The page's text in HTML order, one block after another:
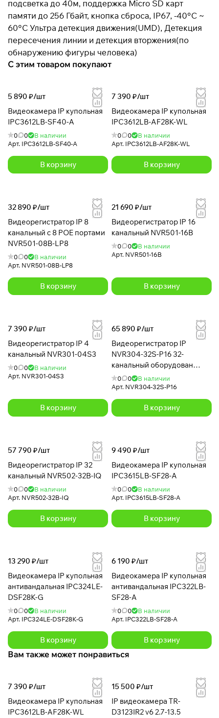
подсветка до 40м, поддержка Micro SD карт
памяти до 256 Гбайт, кнопка сброса, IP67, -40°C ~
60°C Ультра детекция движения(UMD), Детекция
пересечения линии и детекция вторжения(по
обнаружению фигуры человека)
С этим товаром покупают
5 890 ₽/шт
Видеокамера IP купольная
IPC3612LB-SF40-A
0 0
В наличии
Арт. IPC3612LB-SF40-A
В корзину
7 390 ₽/шт
Видеокамера IP купольная
IPC3612LB-AF28K-WL
0 0
В наличии
Арт. IPC3612LB-AF28K-WL
В корзину
32 890 ₽/шт
Видеорегистратор IP 8
канальный с 8 POE портами
NVR501-08B-LP8
0 0
В наличии
Арт. NVR501-08B-LP8
В корзину
21 690 ₽/шт
Видеорегистратор IP 16
канальный NVR501-16B
0 0
В наличии
Арт. NVR501-16B
В корзину
7 390 ₽/шт
Видеорегистратор IP 4
канальный NVR301-04S3
0 0
В наличии
Арт. NVR301-04S3
В корзину
65 890 ₽/шт
Видеорегистратор IP
NVR304-32S-P16 32-
канальный оборудован
двумя видеовыходами HDMI
и VGA
0 0
В наличии
Арт. NVR304-32S-P16
В корзину
57 790 ₽/шт
Видеорегистратор IP 32
канальный NVR502-32B-IQ
0 0
В наличии
Арт. NVR502-32B-IQ
В корзину
9 490 ₽/шт
Видеокамера IP купольная
IPC3615LB-SF28-A
0 0
В наличии
Арт. IPC3615LB-SF28-A
В корзину
13 290 ₽/шт
Видеокамера IP купольная
антивандальная IPC324LE-
DSF28K-G
0 0
В наличии
Арт. IPC324LE-DSF28K-G
В корзину
6 190 ₽/шт
Видеокамера IP купольная
антивандальная IPC322LB-
SF28-A
0 0
В наличии
Арт. IPC322LB-SF28-A
В корзину
Вам также может понравиться
7 390 ₽/шт
Видеокамера IP купольная
IPC3612LB-AF28K-WL
15 500 ₽/шт
IP видеокамера TR-
D3123IR2 v6 2.7-13.5